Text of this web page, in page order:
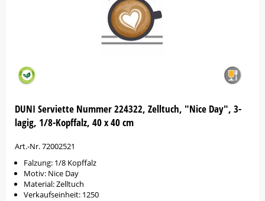
DUNI Serviette Nummer 224322, Zelltuch, "Nice Day", 3-
lagig, 1/8-Kopffalz, 40 x 40 cm
Art.-Nr. 72002521
Falzung: 1/8 Kopffalz
Motiv: Nice Day
Material: Zelltuch
Verkaufseinheit: 1250